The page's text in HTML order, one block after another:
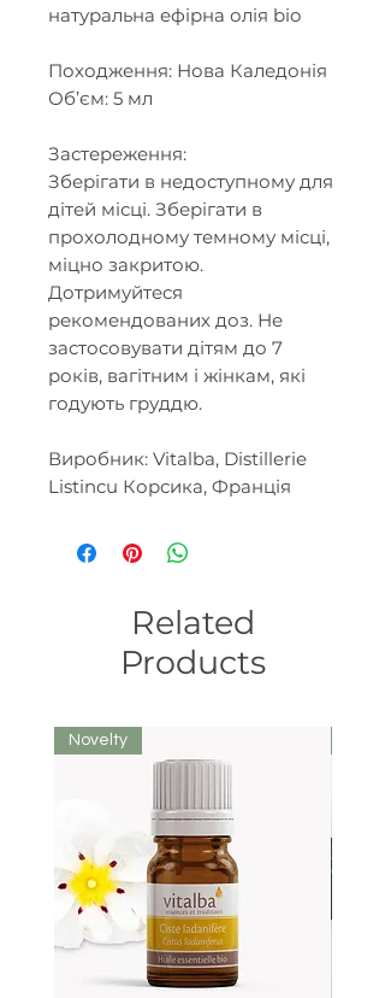
натуральна ефірна олія bio
Походження: Нова Каледонія
Об’єм: 5 мл
Застереження:
Зберігати в недоступному для
дітей місці. Зберігати в
прохолодному темному місці,
міцно закритою.
Дотримуйтеся
рекомендованих доз. Не
застосовувати дітям до 7
років, вагітним і жінкам, які
годують груддю.
Виробник: Vitalba, Distillerie
Listincu Корсика, Франція
Related
Products
Novelty